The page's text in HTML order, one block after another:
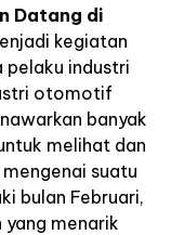
Datang di
kegiatan
industri
otomotif
banyak
melihat dan
suatu
bulan Februari,
yang menarik